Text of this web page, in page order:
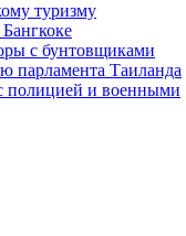
туризму
с бунтовщиками
парламента Таиланда
полицией и военными